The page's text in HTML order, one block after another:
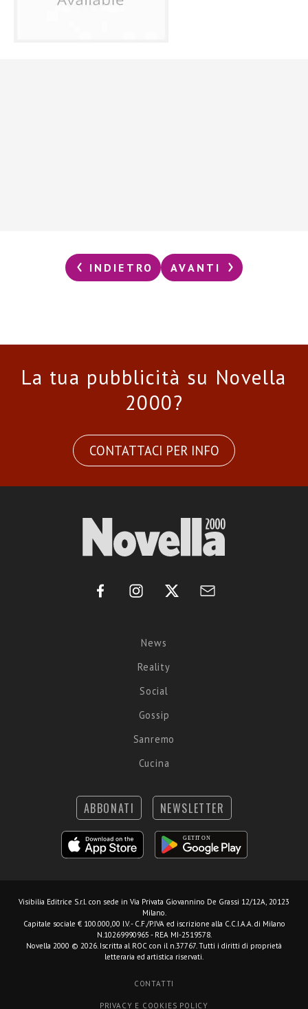
INDIETRO AVANTI
La tua pubblicità su Novella
2000?
CONTATTACI PER INFO
News
Reality
Social
Gossip
Sanremo
Cucina
ABBONATI NEWSLETTER
Visibilia Editrice S.r.l. con sede in Via Privata Giovannino De Grassi 12/12A, 20123
Milano.
Capitale sociale € 100.000,00 I.V. - C.F./P.IVA ed iscrizione alla C.C.I.A.A. di Milano
N.10269990965 - REA MI-2519578.
Novella 2000 © 2026. Iscritta al ROC con il n.37767. Tutti i diritti di proprietà
letteraria ed artistica riservati.
CONTATTI
PRIVACY E COOKIES POLICY